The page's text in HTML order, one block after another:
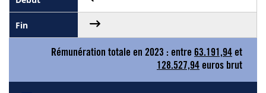
Rémunération totale en 2023 : entre 63.191,94 et
128.527,94 euros brut